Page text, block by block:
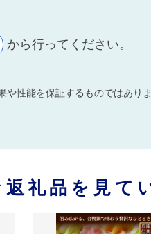
から行ってください。
性能を保証するものではありま
礼品を見て